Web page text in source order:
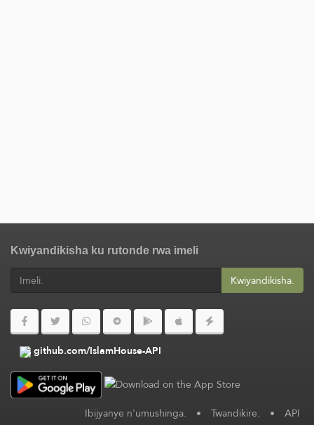
Kwiyandikisha ku rutonde rwa imeli
Kwiyandikisha.
github.com/IslamHouse-API
Ibijyanye n'umushinga. • Twandikire. • API